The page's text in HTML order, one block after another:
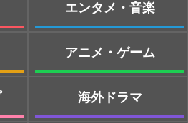
エンタメ・音楽
アニメ・ゲーム
海外ドラマ